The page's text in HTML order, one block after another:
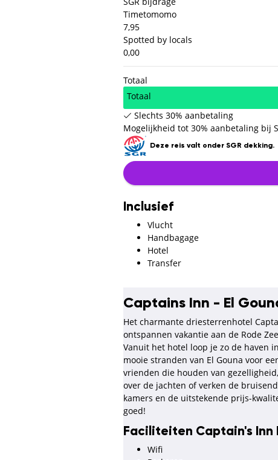
Timetomomo
7,95
Spotted by locals
0,00
Totaal
Totaal
Slechts 30% aanbetaling
Mogelijkheid tot 30% aanbetaling bij
Deze reis valt onder SGR dekking.
Inclusief
Vlucht
Handbagage
Hotel
Transfer
Captains Inn - El
Het charmante driesterrenhotel
ontspannen vakantie aan de Rode
Vanuit het hotel loop je zo de haven
mooie stranden van El Gouna voor
vrienden die houden van
over de jachten of verken de
kamers en de uitstekende prijs-
goed!
Faciliteiten Captain's Inn
Wifi